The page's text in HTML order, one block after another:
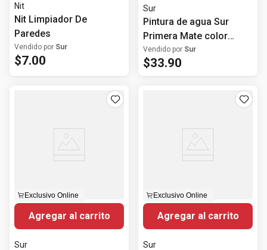
Nit
Nit Limpiador De
Paredes
Vendido por Sur
$7.00
Sur
Pintura de agua Sur
Primera Mate color
blanco
Vendido por Sur
$33.90
Exclusivo Online
Agregar al carrito
Sur
Exclusivo Online
Agregar al carrito
Sur